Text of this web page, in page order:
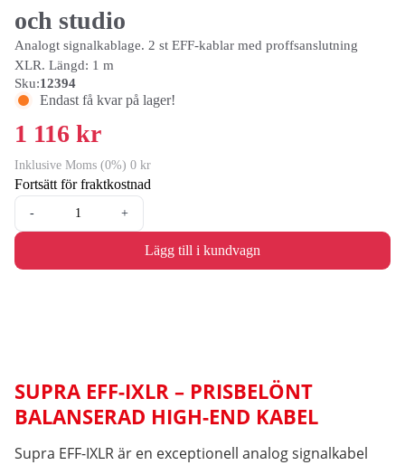
och studio
Analogt signalkablage. 2 st EFF-kablar med proffsanslutning
XLR. Längd: 1 m
Sku:12394
Endast få kvar på lager!
1 116 kr
Inklusive Moms (0%) 0 kr
Fortsätt för fraktkostnad
- +
Lägg till i kundvagn
SUPRA EFF-IXLR – PRISBELÖNT
BALANSERAD HIGH-END KABEL
Supra EFF-IXLR är en exceptionell analog signalkabel